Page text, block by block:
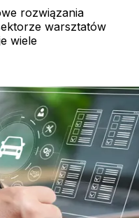
rozwiązania
warsztatów
wiele